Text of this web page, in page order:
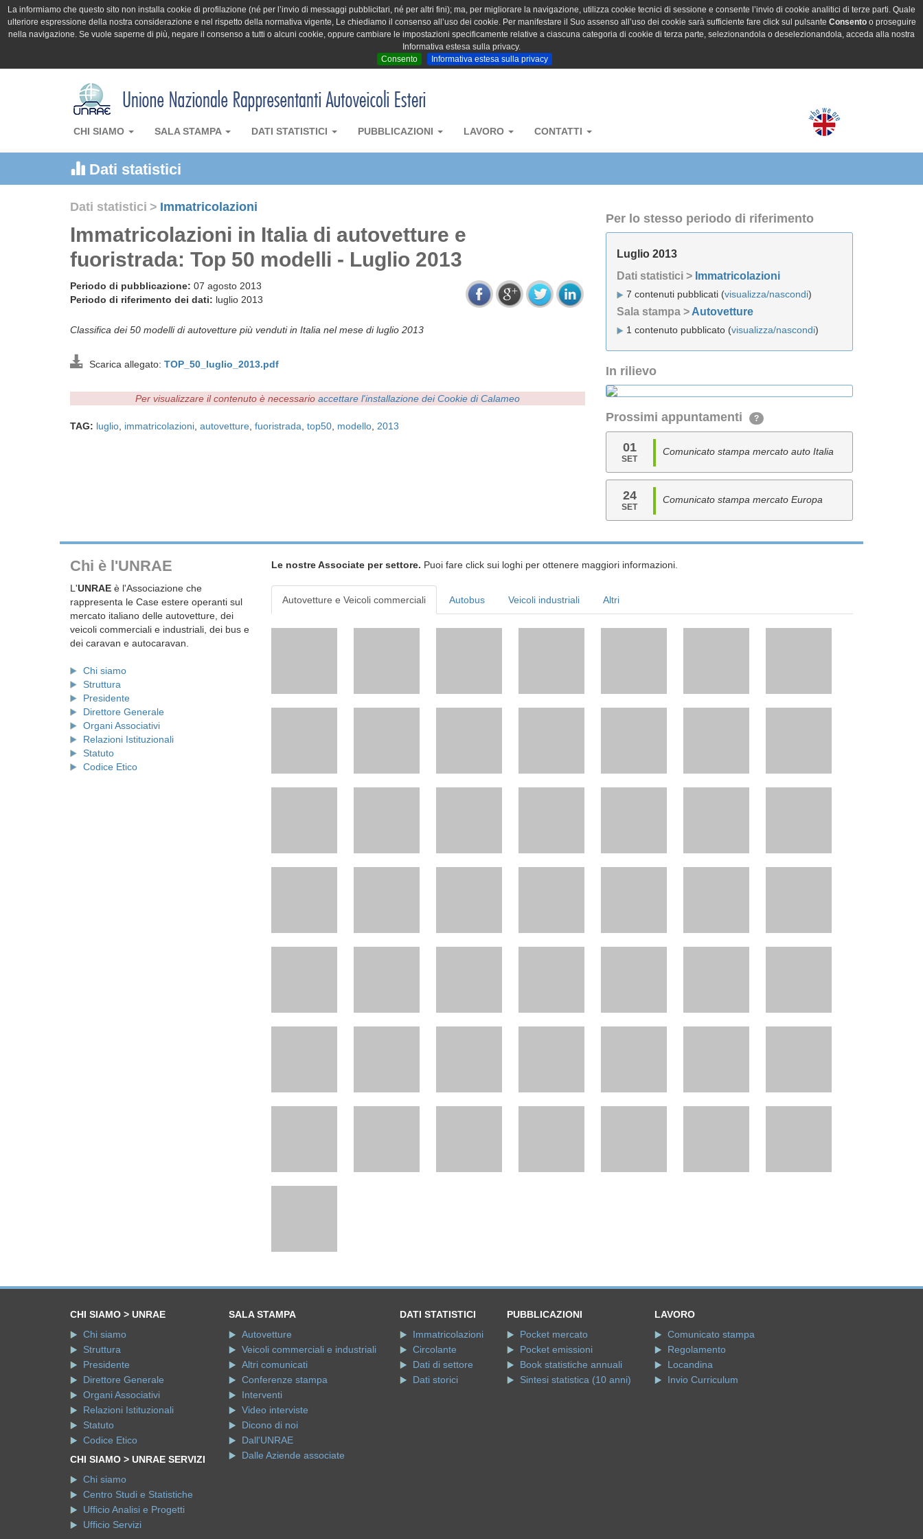
La informiamo che questo sito non installa cookie di profilazione (né per l’invio di messaggi pubblicitari, né per altri fini); ma, per migliorare la navigazione, utilizza cookie tecnici di sessione e consente l’invio di cookie analitici di terze parti. Quale
ulteriore espressione della nostra considerazione e nel rispetto della normativa vigente, Le chiediamo il consenso all’uso dei cookie. Per manifestare il Suo assenso all’uso dei cookie sarà sufficiente fare click sul pulsante Consentoo proseguire
nella navigazione. Se vuole saperne di più, negare il consenso a tutti o alcuni cookie, oppure cambiare le impostazioni specificamente relative a ciascuna categoria di cookie di terza parte, selezionandola o deselezionandola, acceda alla nostra
Informativa estesa sulla privacy.
Consento
Informativa estesa sulla privacy
CHI SIAMO SALA STAMPA DATI STATISTICI PUBBLICAZIONI LAVORO CONTATTI
Dati statistici
Dati statistici > Immatricolazioni
Immatricolazioni in Italia di autovetture e
fuoristrada: Top 50 modelli - Luglio 2013
Periodo di pubblicazione: 07 agosto 2013
Periodo di riferimento dei dati: luglio 2013
Classifica dei 50 modelli di autovetture più venduti in Italia nel mese di luglio 2013
Scarica allegato: TOP_50_luglio_2013.pdf
Per visualizzare il contenuto è necessario accettare l'installazione dei Cookie di Calameo
TAG: luglio immatricolazioni autovetture fuoristrada top50 modello 2013
Per lo stesso periodo di riferimento
Luglio 2013
Dati statistici > Immatricolazioni
7 contenuti pubblicati (visualizza/nascondi)
Sala stampa > Autovetture
1 contenuto pubblicato (visualizza/nascondi)
In rilievo
Prossimi appuntamenti ?
01
SET
Comunicato stampa mercato auto Italia
24
SET
Comunicato stampa mercato Europa
Chi è l'UNRAE
L'UNRAE è l'Associazione che
rappresenta le Case estere operanti sul
mercato italiano delle autovetture, dei
veicoli commerciali e industriali, dei bus e
dei caravan e autocaravan.
Chi siamo
Struttura
Presidente
Direttore Generale
Organi Associativi
Relazioni Istituzionali
Statuto
Codice Etico
Le nostre Associate per settore. Puoi fare click sui loghi per ottenere maggiori informazioni.
Autovetture e Veicoli commerciali Autobus Veicoli industriali Altri
CHI SIAMO > UNRAE
Chi siamo
Struttura
Presidente
Direttore Generale
Organi Associativi
Relazioni Istituzionali
Statuto
Codice Etico
CHI SIAMO > UNRAE SERVIZI
Chi siamo
Centro Studi e Statistiche
Ufficio Analisi e Progetti
Ufficio Servizi
SALA STAMPA
Autovetture
Veicoli commerciali e industriali
Altri comunicati
Conferenze stampa
Interventi
Video interviste
Dicono di noi
Dall'UNRAE
Dalle Aziende associate
DATI STATISTICI
Immatricolazioni
Circolante
Dati di settore
Dati storici
PUBBLICAZIONI
Pocket mercato
Pocket emissioni
Book statistiche annuali
Sintesi statistica (10 anni)
LAVORO
Comunicato stampa
Regolamento
Locandina
Invio Curriculum